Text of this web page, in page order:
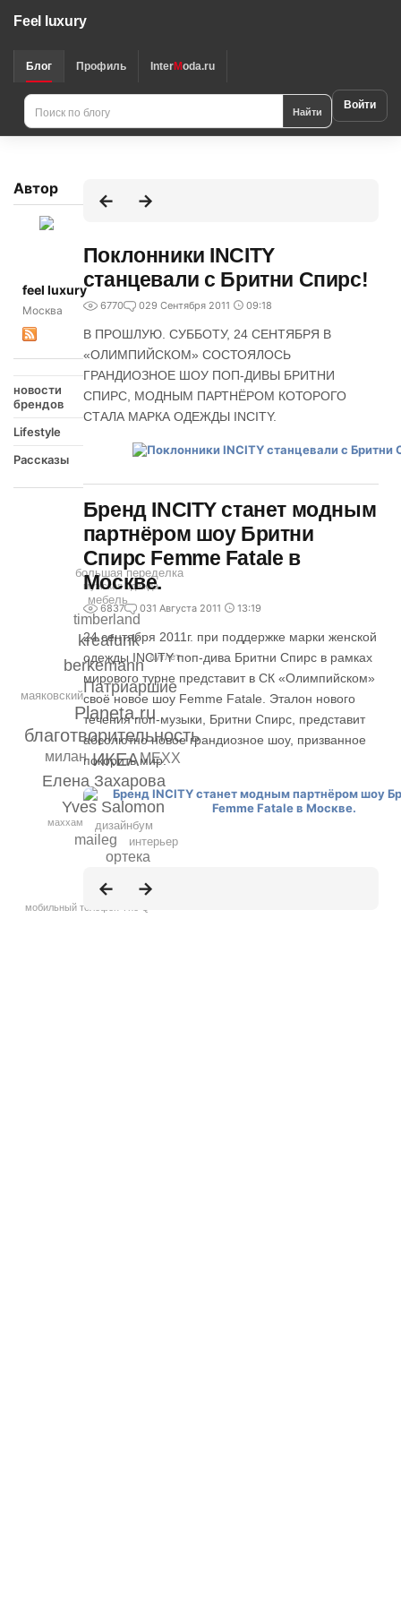
Feel luxury
Блог Профиль InterModa.ru
Найти Войти
Автор
feel luxury
Москва
новости
брендов
Lifestyle
Рассказы
благотворительность
Planeta.ru
ИКЕА
Елена Захарова
Патриаршие
Yves Salomon
berkemann
kreafunk
maileg
timberland
милан
ортека
MEXX
маяковский
мебель
интерьер
большая переделка
дизайнбум
мобильный телефон The Q
маххам
аутлет
мужская одежда
Поклонники INCITY
станцевали с Бритни Спирс!
6770 029 Сентября 2011 09:18
В ПРОШЛУЮ. СУББОТУ, 24 СЕНТЯБРЯ В
«ОЛИМПИЙСКОМ» СОСТОЯЛОСЬ
ГРАНДИОЗНОЕ ШОУ ПОП-ДИВЫ БРИТНИ
СПИРС, МОДНЫМ ПАРТНЁРОМ КОТОРОГО
СТАЛА МАРКА ОДЕЖДЫ INCITY.
Бренд INCITY станет модным
партнёром шоу Бритни
Спирс Femme Fatale в
Москве.
6837 031 Августа 2011 13:19
24 сентября 2011г. при поддержке марки женской
одежды INCITY поп-дива Бритни Спирс в рамках
мирового турне представит в СК «Олимпийском»
своё новое шоу Femme Fatale. Эталон нового
течения поп-музыки, Бритни Спирс, представит
абсолютно новое грандиозное шоу, призванное
покорить мир.